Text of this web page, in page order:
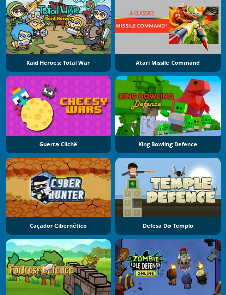
Raid Heroes: Total War Atari Missile Command
Guerra Clichê King Bowling Defence
Caçador Cibernético Defesa Do Templo